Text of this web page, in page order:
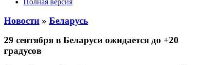
Полная версия
Новости » Беларусь
29 сентября в Беларуси ожидается до +20
градусов